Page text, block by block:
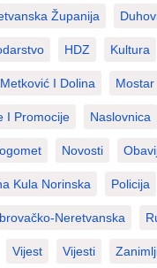
Županija
HDZ Kultura
Metković I Dolina Mostar
I Promocije Naslovnica
Novosti
Kula Norinska Policija
Neretvanska
Vijest Vijesti